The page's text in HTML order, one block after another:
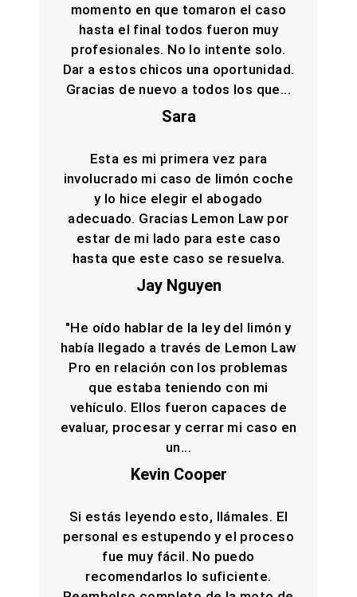
momento en que tomaron el caso
hasta el final todos fueron muy
profesionales. No lo intente solo.
Dar a estos chicos una oportunidad.
Gracias de nuevo a todos los que...
Sara
Esta es mi primera vez para
involucrado mi caso de limón coche
y lo hice elegir el abogado
adecuado. Gracias Lemon Law por
estar de mi lado para este caso
hasta que este caso se resuelva.
Jay Nguyen
"He oído hablar de la ley del limón y
había llegado a través de Lemon Law
Pro en relación con los problemas
que estaba teniendo con mi
vehículo. Ellos fueron capaces de
evaluar, procesar y cerrar mi caso en
un...
Kevin Cooper
Si estás leyendo esto, llámales. El
personal es estupendo y el proceso
fue muy fácil. No puedo
recomendarlos lo suficiente.